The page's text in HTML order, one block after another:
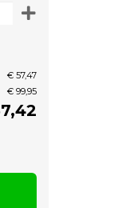
€ 57,47
€ 99,95